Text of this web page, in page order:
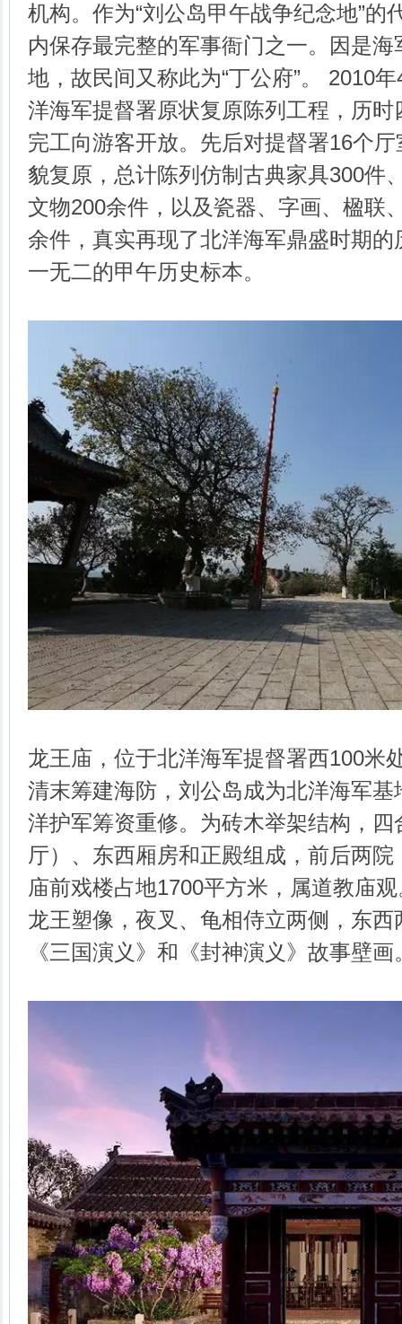
机构。作为“刘公岛甲午战争纪念地”的
内保存最完整的军事衙门之一。因是
地，故民间又称此为“丁公府”。 2010
洋海军提督署原状复原陈列工程，历时
完工向游客开放。先后对提督署16个
貌复原，总计陈列仿制古典家具300件
文物200余件，以及瓷器、字画、楹联
余件，真实再现了北洋海军鼎盛时期
一无二的甲午历史标本。
龙王庙，位于北洋海军提督署西100米
清末筹建海防，刘公岛成为北洋海军
洋护军筹资重修。为砖木举架结构，
厅）、东西厢房和正殿组成，前后两
庙前戏楼占地1700平方米，属道教庙
龙王塑像，夜叉、龟相侍立两侧，东
《三国演义》和《封神演义》故事壁画